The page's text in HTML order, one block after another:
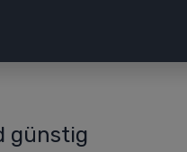
günstig